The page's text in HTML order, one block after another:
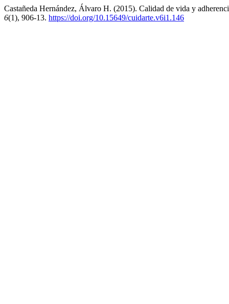
Castañeda Hernández, Álvaro H. (2015). Calidad de vida y
6(1), 906-13. https://doi.org/10.15649/cuidarte.v6i1.146